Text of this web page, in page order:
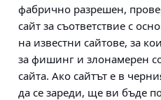
фабрично разрешен,
сайт за съответствие с
на известни сайтове, за
за фишинг и злонамерен
сайта. Ако сайтът е в
да се зареди, ще ви бъде